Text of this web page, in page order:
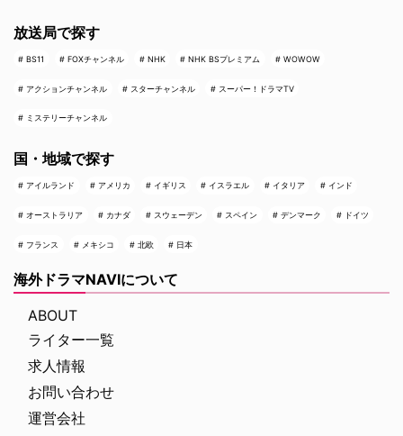
放送局で探す
BS11 FOXチャンネル NHK NHK BSプレミアム WOWOW
アクションチャンネル スターチャンネル スーパー！ドラマTV
ミステリーチャンネル
国・地域で探す
アイルランド アメリカ イギリス イスラエル イタリア インド
オーストラリア カナダ スウェーデン スペイン デンマーク ドイツ
フランス メキシコ 北欧 日本
海外ドラマNAVIについて
ABOUT
ライター一覧
求人情報
お問い合わせ
運営会社